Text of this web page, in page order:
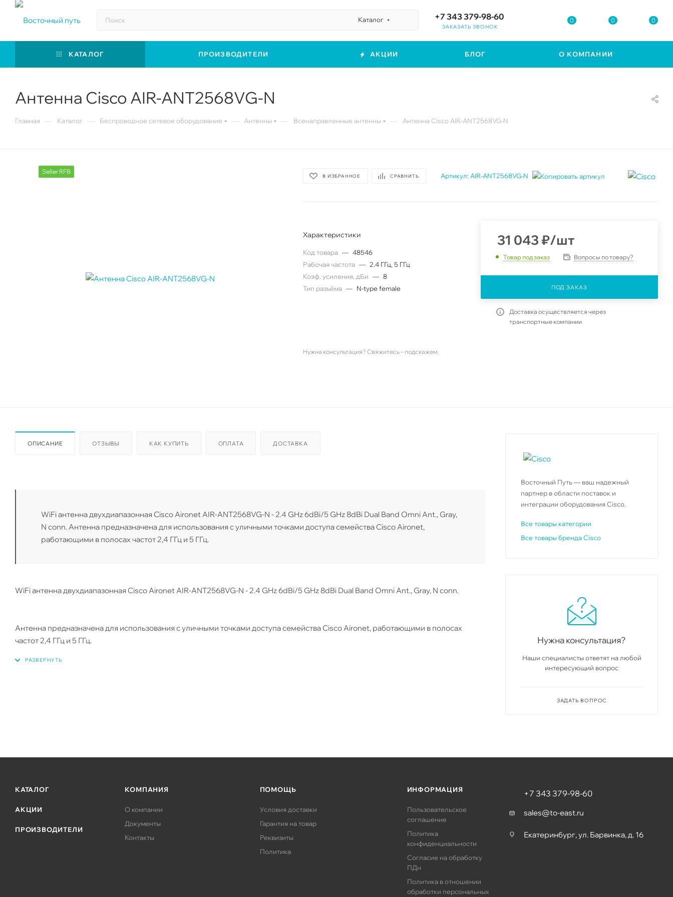
Каталог +7 343 379-98-60
ЗАКАЗАТЬ ЗВОНОК
0 0 0
КАТАЛОГ ПРОИЗВОДИТЕЛИ АКЦИИ БЛОГ О КОМПАНИИ
Антенна Cisco AIR-ANT2568VG-N
Главная Каталог Беспроводное сетевое оборудование Антенны Всенаправленные антенны Антенна Cisco AIR-ANT2568VG-N
Seller RFB
В ИЗБРАННОЕ СРАВНИТЬ Артикул: AIR-ANT2568VG-N
Характеристики
Код товара — 48546
Рабочая частота — 2.4 ГГц, 5 ГГц
Коэф. усиления, дБи — 8
Тип разъёма — N-type female
31 043 ₽/шт
Товар под заказ Вопросы по товару?
ПОД ЗАКАЗ
Доставка осуществляется через
транспортные компании
Нужна консультация? Свяжитесь – подскажем.
ОПИСАНИЕ ОТЗЫВЫ КАК КУПИТЬ ОПЛАТА ДОСТАВКА
WiFi антенна двухдиапазонная Cisco Aironet AIR-ANT2568VG-N - 2.4 GHz 6dBi/5 GHz 8dBi Dual Band Omni Ant., Gray,
N conn. Антенна предназначена для использования с уличными точками доступа семейства Cisco Aironet,
работающими в полосах частот 2,4 ГГц и 5 ГГц.
WiFi антенна двухдиапазонная Cisco Aironet AIR-ANT2568VG-N - 2.4 GHz 6dBi/5 GHz 8dBi Dual Band Omni Ant., Gray, N conn.
Антенна предназначена для использования с уличными точками доступа семейства Cisco Aironet, работающими в полосах
частот 2,4 ГГц и 5 ГГц.
Восточный Путь — ваш надежный
партнер в области поставок и
интеграции оборудования Cisco.
Все товары категории
Все товары бренда Cisco
Нужна консультация?
Наши специалисты ответят на любой
интересующий вопрос
ЗАДАТЬ ВОПРОС
КАТАЛОГ
АКЦИИ
ПРОИЗВОДИТЕЛИ
КОМПАНИЯ
О компании
Документы
Контакты
ПОМОЩЬ
Условия доставки
Гарантия на товар
Реквизиты
Политика
ИНФОРМАЦИЯ
Пользовательское
соглашение
Политика
конфиденциальности
Согласие на обработку
ПДн
Политика в отношении
обработки персональных
+7 343 379-98-60
sales@to-east.ru
Екатеринбург, ул. Барвинка, д. 16